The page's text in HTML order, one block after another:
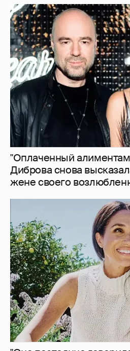
"Оплаченный
Диброва снова
жене своего
"Она постоянно
Стюарт рассказала,
хвасталась встречей с
4